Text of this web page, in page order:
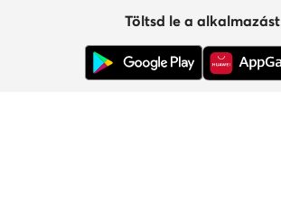
Töltsd le a alkalmazást